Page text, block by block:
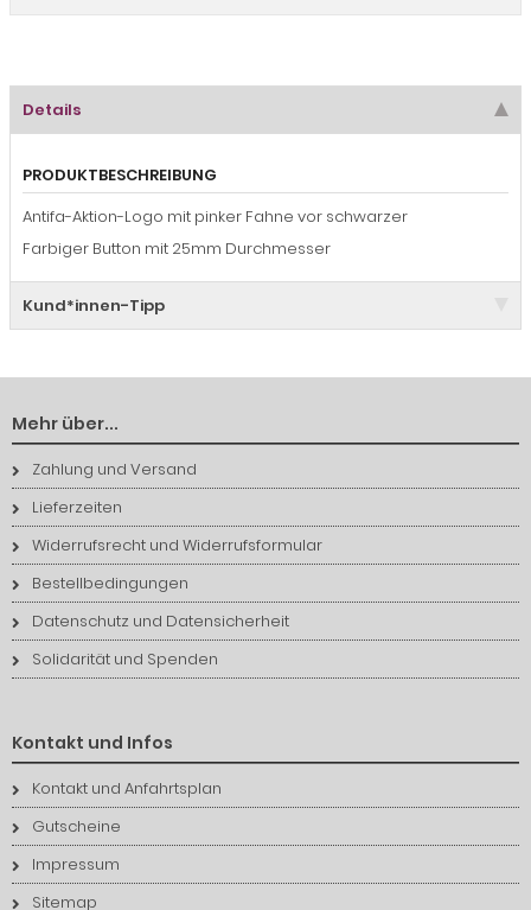
Details
PRODUKTBESCHREIBUNG
Antifa-Aktion-Logo mit pinker Fahne vor schwarzer
Farbiger Button mit 25mm Durchmesser
Kund*innen-Tipp
Mehr über...
Zahlung und Versand
Lieferzeiten
Widerrufsrecht und Widerrufsformular
Bestellbedingungen
Datenschutz und Datensicherheit
Solidarität und Spenden
Kontakt und Infos
Kontakt und Anfahrtsplan
Gutscheine
Impressum
Sitemap